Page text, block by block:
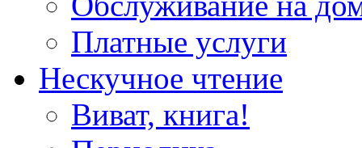
Платные услуги
Нескучное чтение
Виват, книга!